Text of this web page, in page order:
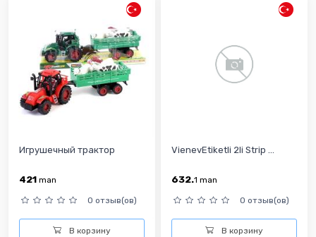
Игрушечный трактор
421 man
0 отзыв(ов)
В корзину
VienevEtiketli 2li Strip ...
632.1 man
0 отзыв(ов)
В корзину